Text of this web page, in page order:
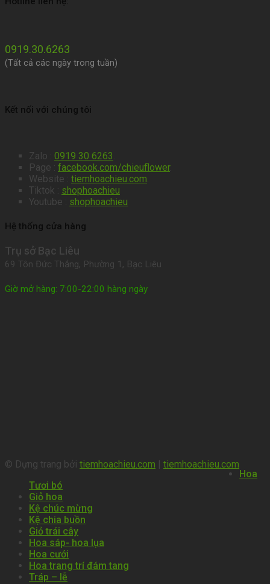
0919.30.6263
(Tất cả các ngày trong tuần)
Kết nối với chúng tôi
Zalo : 0919 30 6263
Page : facebook.com/chieuflower.
Website : tiemhoachieu.com
Tiktok : shophoachieu
Youtube : shophoachieu
Hệ thống cửa hàng
Trụ sở Bạc Liêu
69 Tôn Đức Thắng, Phường 1, Bạc Liêu
Giờ mở hàng: 7:00-22:00 hàng ngày
© Dựng trang bởi tiemhoachieu.com | tiemhoachieu.com
Hoa
Tươi bó
Giỏ hoa
Kệ chúc mừng
Kệ chia buồn
Giỏ trái cây
Hoa sáp- hoa lụa
Hoa cưới
Hoa trang trí đám tang
Tráp – lễ